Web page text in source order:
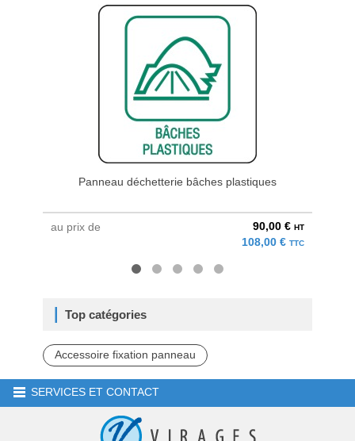
Panneau déchetterie bâches plastiques
au prix de 90,00 € HT
108,00 € TTC
Top catégories
Accessoire fixation panneau
SERVICES ET CONTACT